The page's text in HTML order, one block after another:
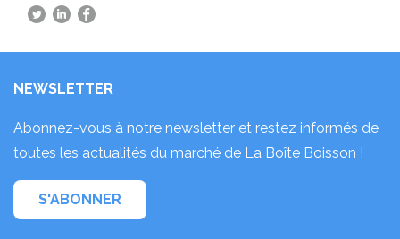
NEWSLETTER
Abonnez-vous à notre newsletter et restez informés de
toutes les actualités du marché de La Boîte Boisson !
S'ABONNER